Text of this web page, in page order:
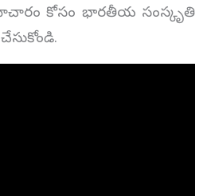
కోసం భారతీయ సంస్కృతి